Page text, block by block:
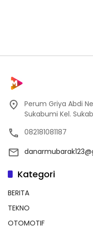
Perum Griya Abdi
Sukabumi Kel.
082181081187
Kategori
BERITA
TEKNO
OTOMOTIF